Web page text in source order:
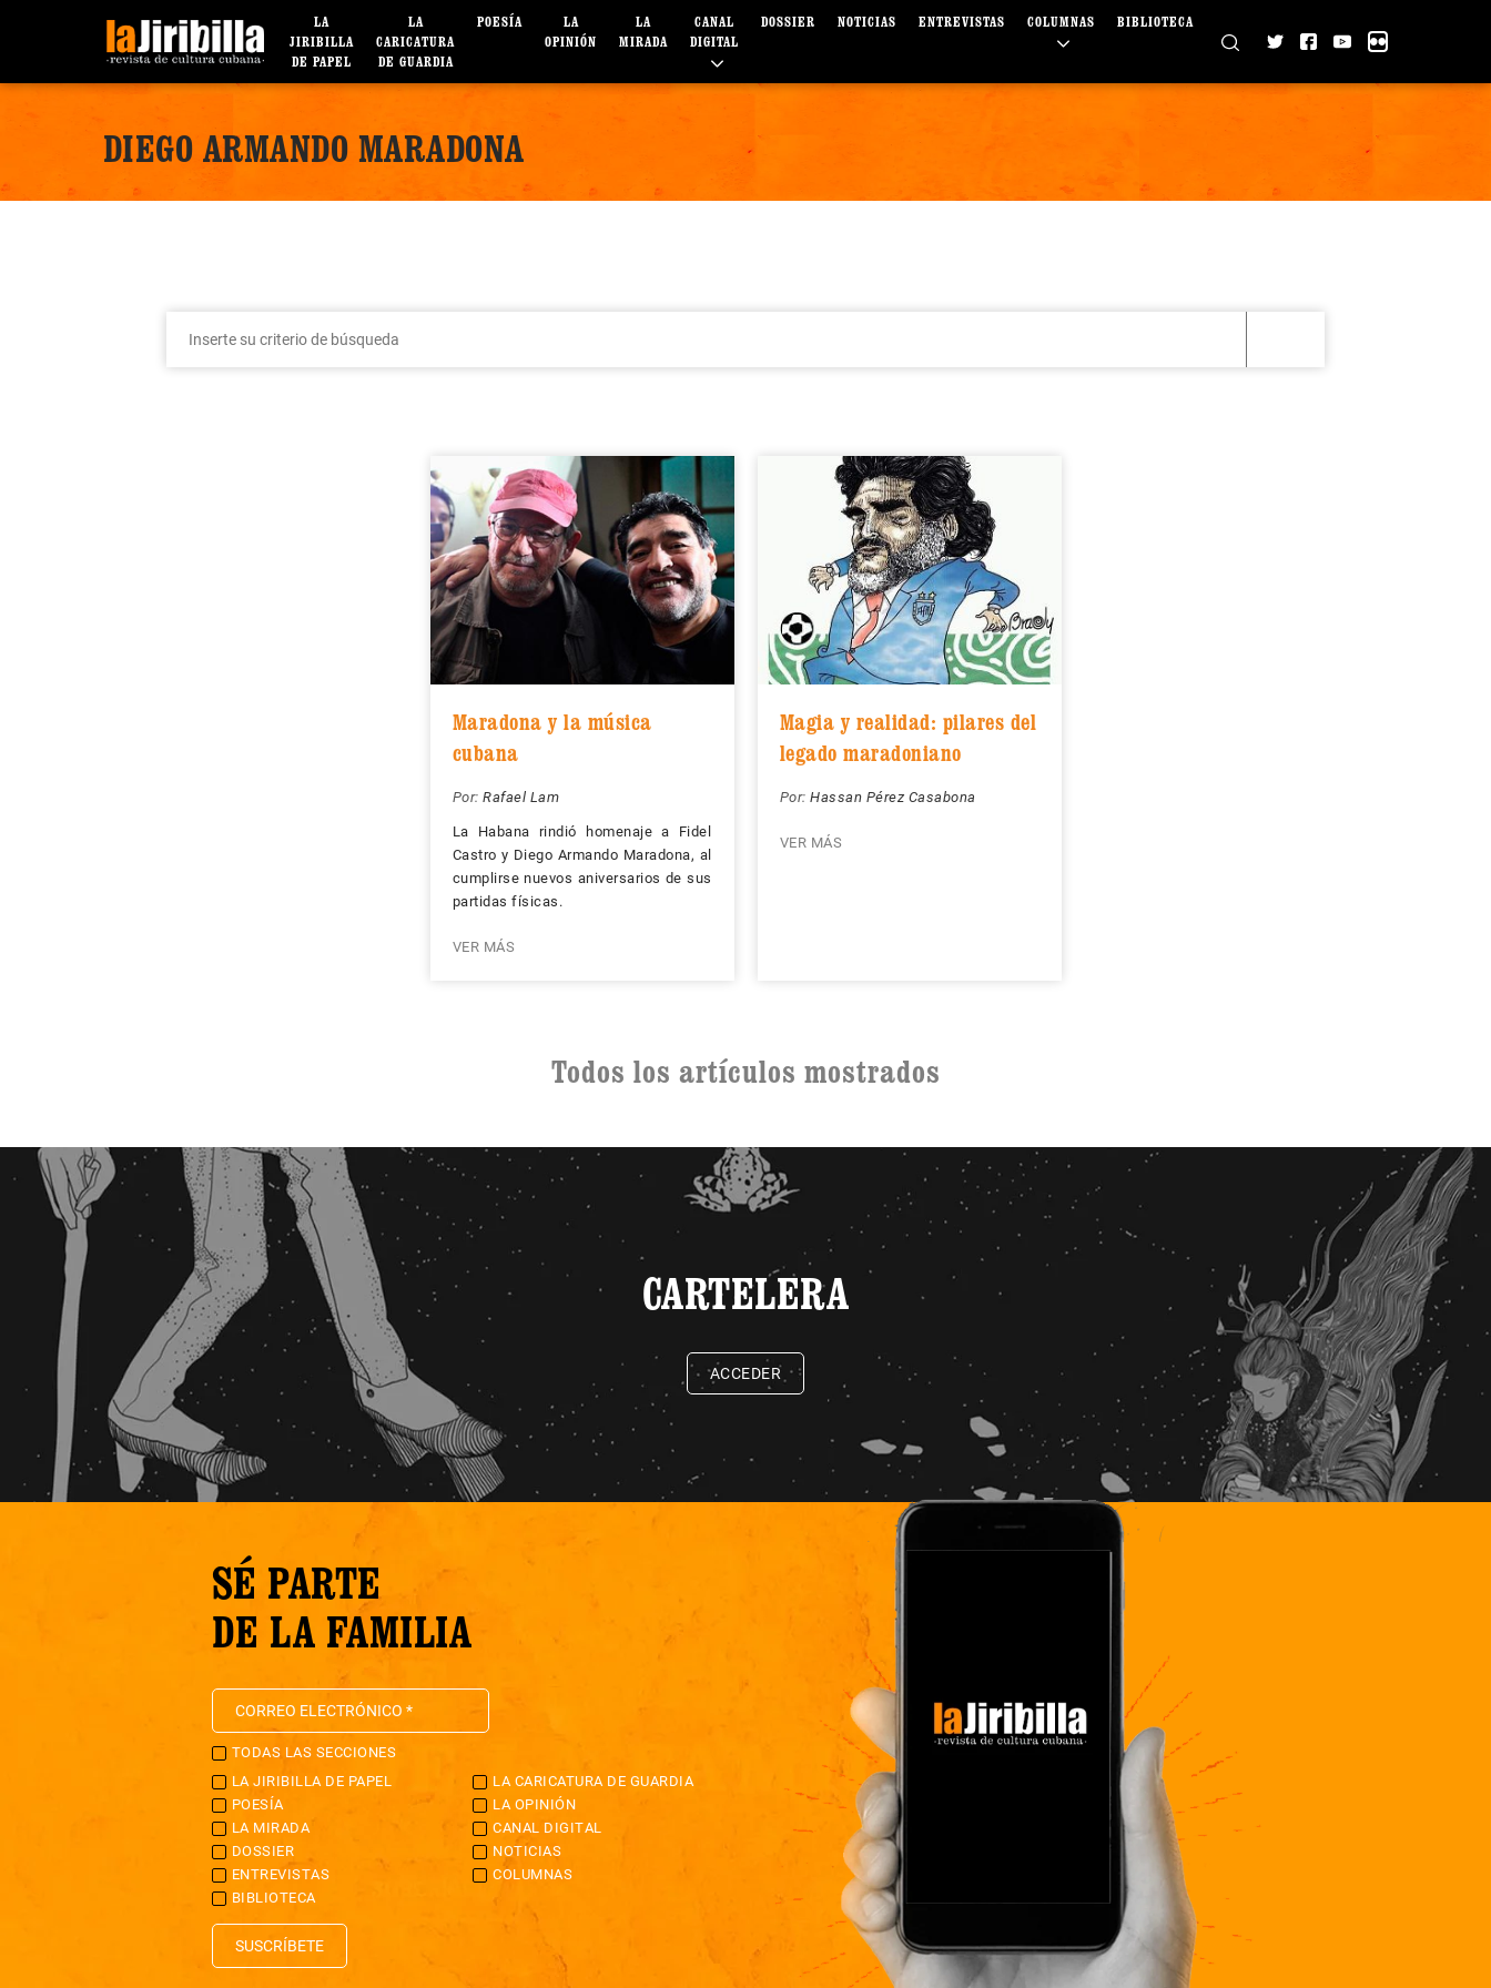
LA
JIRIBILLA
DE PAPEL
LA
CARICATURA
DE GUARDIA
POESÍA
LA
OPINIÓN
LA
MIRADA
CANAL
DIGITAL
DOSSIER NOTICIAS ENTREVISTAS COLUMNAS BIBLIOTECA
DIEGO ARMANDO MARADONA
Maradona y la música
cubana
Por: Rafael Lam
La Habana rindió homenaje a Fidel
Castro y Diego Armando Maradona, al
cumplirse nuevos aniversarios de sus
partidas físicas.
VER MÁS
Magia y realidad: pilares del
legado maradoniano
Por: Hassan Pérez Casabona
VER MÁS
Todos los artículos mostrados
CARTELERA
ACCEDER
SÉ PARTE
DE LA FAMILIA
TODAS LAS SECCIONES
LA JIRIBILLA DE PAPEL
LA CARICATURA DE GUARDIA
POESÍA
LA OPINIÓN
LA MIRADA
CANAL DIGITAL
DOSSIER
NOTICIAS
ENTREVISTAS
COLUMNAS
BIBLIOTECA
SUSCRÍBETE